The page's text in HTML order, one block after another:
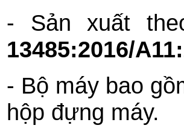
- Sản xuất
13485:2016/
- Bộ máy bao
hộp đựng máy.